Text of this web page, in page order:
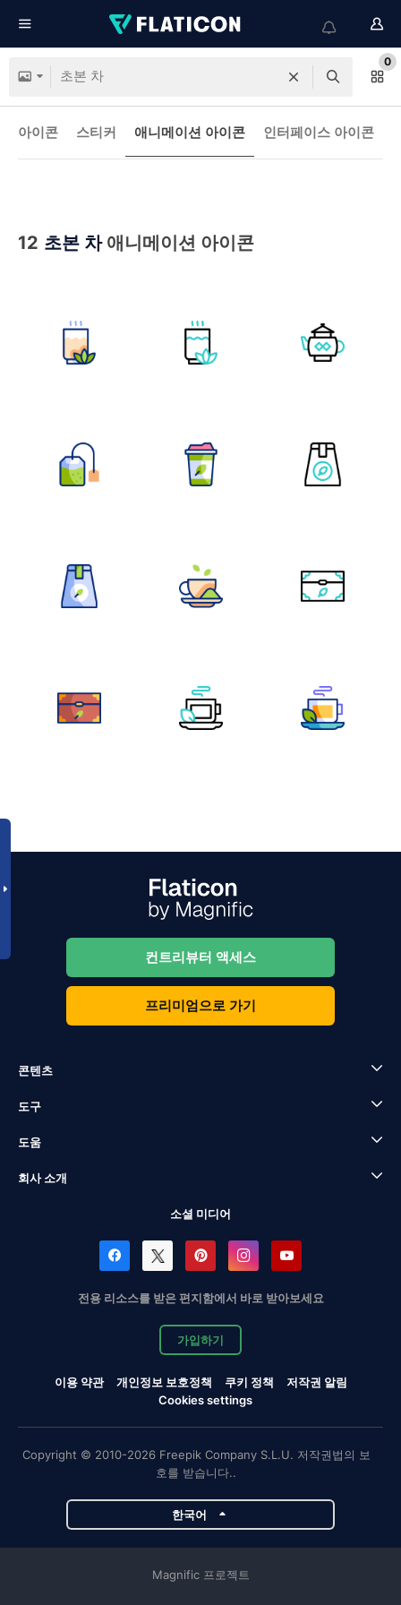
0
아이콘 스티커 애니메이션 아이콘 인터페이스 아이콘
12 초본 차애니메이션 아이콘
컨트리뷰터 액세스
프리미엄으로 가기
콘텐츠
도구
도움
회사 소개
소셜 미디어
전용 리소스를 받은 편지함에서 바로 받아보세요
가입하기
이용 약관 개인정보 보호정책 쿠키 정책
저작권 알림
Cookies settings
Copyright © 2010-2026 Freepik Company S.L.U. 저작권법의 보
호를 받습니다..
한국어
Magnific 프로젝트